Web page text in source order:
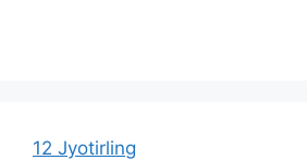
12 Jyotirling